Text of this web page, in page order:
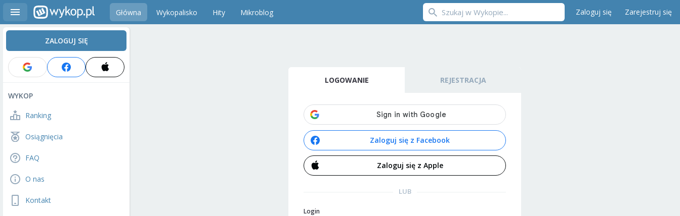
Główna Wykopalisko Hity Mikroblog Zaloguj się Zarejestruj się
ZALOGUJ SIĘ
WYKOP
Ranking
Osiągnięcia
FAQ
O nas
Kontakt
LOGOWANIE REJESTRACJA
Zaloguj się z Facebook
Zaloguj się z Apple
LUB
Login